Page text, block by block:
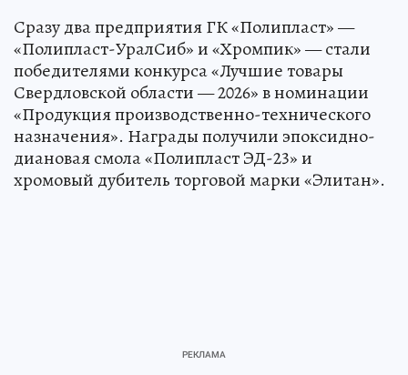
Сразу два предприятия ГК «Полипласт» —
«Полипласт-УралСиб» и «Хромпик» — стали
победителями конкурса «Лучшие товары
Свердловской области — 2026» в номинации
«Продукция производственно-технического
назначения». Награды получили эпоксидно-
диановая смола «Полипласт ЭД-23» и
хромовый дубитель торговой марки «Элитан».